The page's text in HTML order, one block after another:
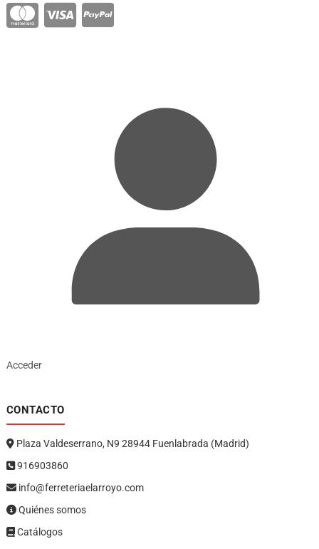
Acceder
CONTACTO
Plaza Valdeserrano, N9 28944 Fuenlabrada (Madrid)
916903860
info@ferreteriaelarroyo.com
Quiénes somos
Catálogos